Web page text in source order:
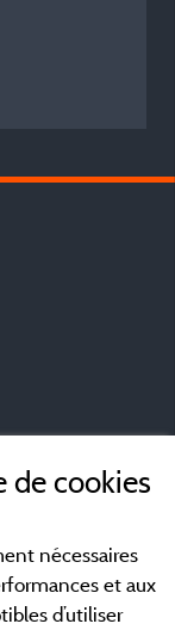
de cookies
nécessaires
et aux
d’utiliser